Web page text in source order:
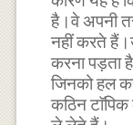
है।वे अपनी
नहीं करते
करना पड़ता
जिनको हल
कठिन